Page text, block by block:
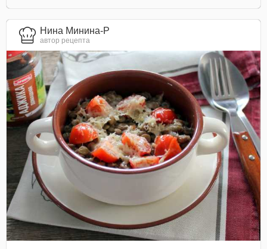
Нина Минина-Р
автор рецепта